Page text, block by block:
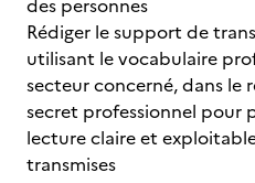
des personnes
Rédiger le support de
utilisant le vocabulaire
secteur concerné, dans le
secret professionnel pour
lecture claire et
transmises